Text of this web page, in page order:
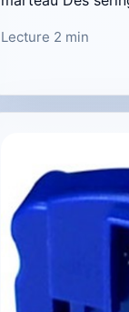
Lecture 2 min